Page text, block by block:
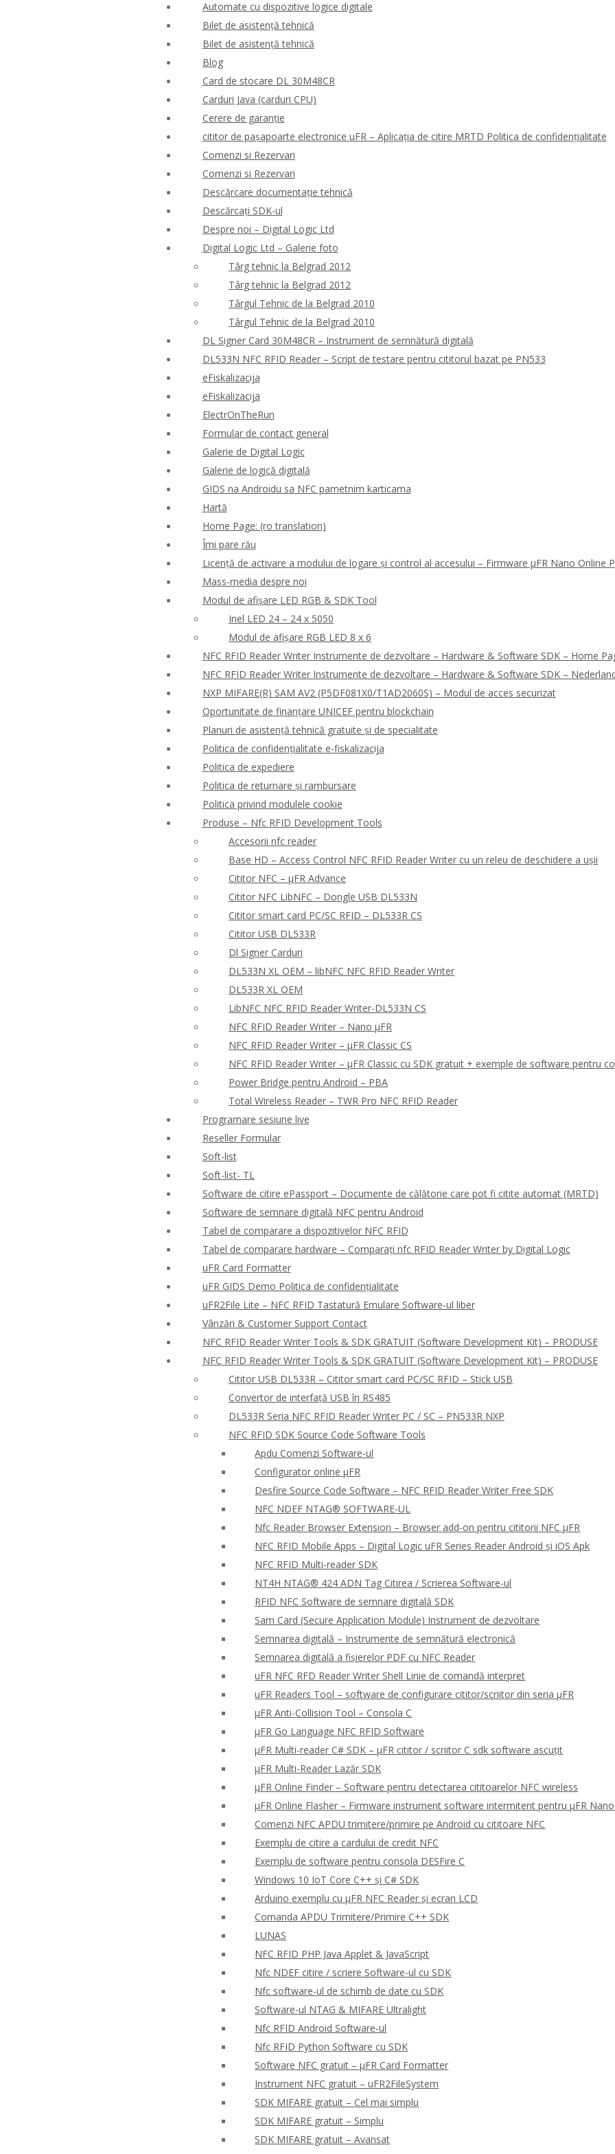
Automate cu dispozitive logice digitale
Bilet de asistență tehnică
Bilet de asistență tehnică
Blog
Card de stocare DL 30M48CR
Carduri Java (carduri CPU)
Cerere de garanție
cititor de pașapoarte electronice uFR – Aplicația de citire MRTD Politica de confidențialitate
Comenzi si Rezervari
Comenzi si Rezervari
Descărcare documentație tehnică
Descărcați SDK-ul
Despre noi – Digital Logic Ltd
Digital Logic Ltd – Galerie foto
Târg tehnic la Belgrad 2012
Târg tehnic la Belgrad 2012
Târgul Tehnic de la Belgrad 2010
Târgul Tehnic de la Belgrad 2010
DL Signer Card 30M48CR – Instrument de semnătură digitală
DL533N NFC RFID Reader – Script de testare pentru cititorul bazat pe PN533
eFiskalizacija
eFiskalizacija
ElectrOnTheRun
Formular de contact general
Galerie de Digital Logic
Galerie de logică digitală
GIDS na Androidu sa NFC pametnim karticama
Hartă
Home Page: (ro translation)
Îmi pare rău
Licență de activare a modului de logare și control al accesului – Firmware μFR Nano Online
Mass-media despre noi
Modul de afișare LED RGB & SDK Tool
Inel LED 24 – 24 x 5050
Modul de afișare RGB LED 8 x 6
NFC RFID Reader Writer Instrumente de dezvoltare – Hardware & Software SDK – Home
NFC RFID Reader Writer Instrumente de dezvoltare – Hardware & Software SDK –
NXP MIFARE(R) SAM AV2 (P5DF081X0/T1AD2060S) – Modul de acces securizat
Oportunitate de finanțare UNICEF pentru blockchain
Planuri de asistență tehnică gratuite și de specialitate
Politica de confidențialitate e-fiskalizacija
Politica de expediere
Politica de returnare și rambursare
Politica privind modulele cookie
Produse – Nfc RFID Development Tools
Accesorii nfc reader
Base HD – Access Control NFC RFID Reader Writer cu un releu de deschidere a ușii
Cititor NFC – μFR Advance
Cititor NFC LibNFC – Dongle USB DL533N
Cititor smart card PC/SC RFID – DL533R CS
Cititor USB DL533R
Dl Signer Carduri
DL533N XL OEM – libNFC NFC RFID Reader Writer
DL533R XL OEM
LibNFC NFC RFID Reader Writer-DL533N CS
NFC RFID Reader Writer – Nano μFR
NFC RFID Reader Writer – μFR Classic CS
NFC RFID Reader Writer – μFR Classic cu SDK gratuit + exemple de software pentru
Power Bridge pentru Android – PBA
Total Wireless Reader – TWR Pro NFC RFID Reader
Programare sesiune live
Reseller Formular
Soft-list
Soft-list- TL
Software de citire ePassport – Documente de călătorie care pot fi citite automat (MRTD)
Software de semnare digitală NFC pentru Android
Tabel de comparare a dispozitivelor NFC RFID
Tabel de comparare hardware – Comparați nfc RFID Reader Writer by Digital Logic
uFR Card Formatter
uFR GIDS Demo Politica de confidențialitate
uFR2File Lite – NFC RFID Tastatură Emulare Software-ul liber
Vânzări & Customer Support Contact
NFC RFID Reader Writer Tools & SDK GRATUIT (Software Development Kit) – PRODUSE
NFC RFID Reader Writer Tools & SDK GRATUIT (Software Development Kit) – PRODUSE
Cititor USB DL533R – Cititor smart card PC/SC RFID – Stick USB
Convertor de interfață USB în RS485
DL533R Seria NFC RFID Reader Writer PC / SC – PN533R NXP
NFC RFID SDK Source Code Software Tools
Apdu Comenzi Software-ul
Configurator online μFR
Desfire Source Code Software – NFC RFID Reader Writer Free SDK
NFC NDEF NTAG® SOFTWARE-UL
Nfc Reader Browser Extension – Browser add-on pentru cititorii NFC μFR
NFC RFID Mobile Apps – Digital Logic uFR Series Reader Android și iOS Apk
NFC RFID Multi-reader SDK
NT4H NTAG® 424 ADN Tag Citirea / Scrierea Software-ul
RFID NFC Software de semnare digitală SDK
Sam Card (Secure Application Module) Instrument de dezvoltare
Semnarea digitală – Instrumente de semnătură electronică
Semnarea digitală a fișierelor PDF cu NFC Reader
uFR NFC RFD Reader Writer Shell Linie de comandă interpret
uFR Readers Tool – software de configurare cititor/scriitor din seria μFR
μFR Anti-Collision Tool – Consola C
μFR Go Language NFC RFID Software
μFR Multi-reader C# SDK – μFR cititor / scriitor C sdk software ascuțit
μFR Multi-Reader Lazăr SDK
μFR Online Finder – Software pentru detectarea cititoarelor NFC wireless
μFR Online Flasher – Firmware instrument software intermitent pentru μFR
Comenzi NFC APDU trimitere/primire pe Android cu cititoare NFC
Exemplu de citire a cardului de credit NFC
Exemplu de software pentru consola DESFire C
Windows 10 IoT Core C++ și C# SDK
Arduino exemplu cu μFR NFC Reader și ecran LCD
Comanda APDU Trimitere/Primire C++ SDK
LUNAS
NFC RFID PHP Java Applet & JavaScript
Nfc NDEF citire / scriere Software-ul cu SDK
Nfc software-ul de schimb de date cu SDK
Software-ul NTAG & MIFARE Ultralight
Nfc RFID Android Software-ul
Nfc RFID Python Software cu SDK
Software NFC gratuit – μFR Card Formatter
Instrument NFC gratuit – uFR2FileSystem
SDK MIFARE gratuit – Cel mai simplu
SDK MIFARE gratuit – Simplu
SDK MIFARE gratuit – Avansat